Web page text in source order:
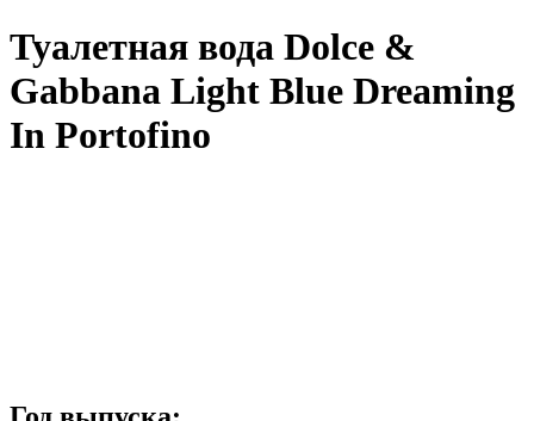
Туалетная вода Dolce &
Gabbana Light Blue Dreaming
In Portofino